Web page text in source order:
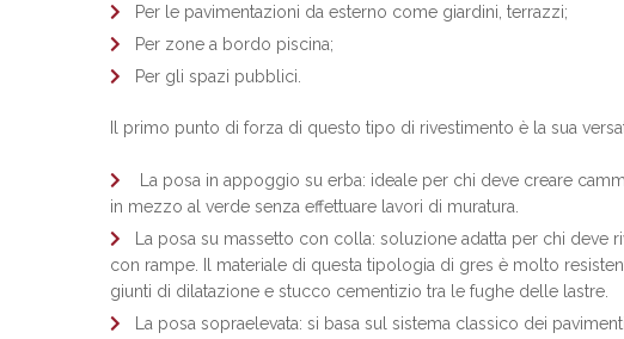
Per le pavimentazioni da esterno come giardini, terrazzi;
Per zone a bordo piscina;
Per gli spazi pubblici.
Il primo punto di forza di questo tipo di rivestimento è la sua
La posa in appoggio su erba: ideale per chi deve creare
in mezzo al verde senza effettuare lavori di muratura.
La posa su massetto con colla: soluzione adatta per chi
con rampe. Il materiale di questa tipologia di gres è molto
giunti di dilatazione e stucco cementizio tra le fughe delle lastre.
La posa sopraelevata: si basa sul sistema classico dei